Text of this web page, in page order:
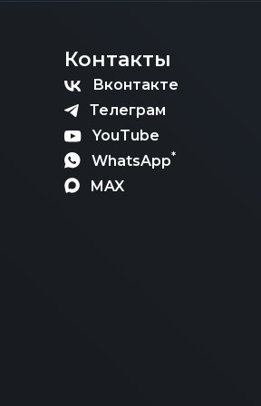
Контакты
Вконтакте
Телеграм
YouTube
WhatsApp*
MAX